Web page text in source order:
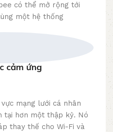
có thể mở rộng tới
một hệ thống
cảm ứng
mạng lưới cá nhân
tại hơn một thập kỷ. Nó
thay thế cho Wi-Fi và